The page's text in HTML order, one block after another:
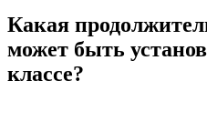
Какая
может быть
классе?